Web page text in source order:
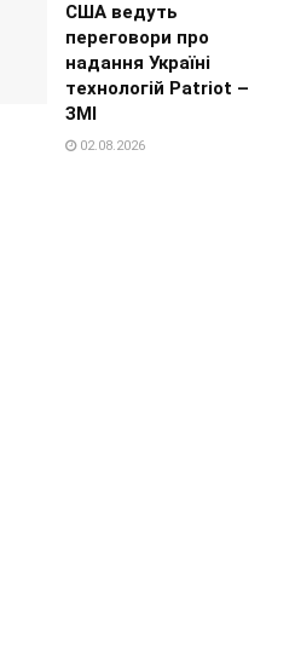
США ведуть
переговори про
надання Україні
технологій Patriot –
ЗМІ
02.08.2026